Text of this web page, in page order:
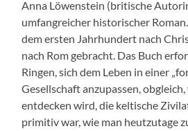
Anna Löwenstein (britische
umfangreicher historischer
dem ersten Jahrhundert nach
nach Rom gebracht. Das Buch
Ringen, sich dem Leben in einer
Gesellschaft anzupassen,
entdecken wird, die keltische
primitiv war, wie man heutzutage